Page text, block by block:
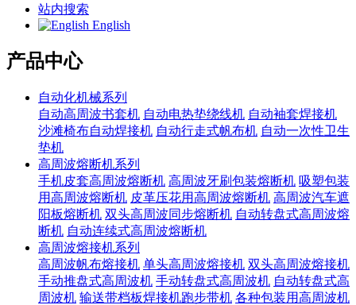
站内搜索
English
产品中心
自动化机械系列
自动高周波书套机 自动电热垫绕线机 自动袖套焊接机
沙滩椅布自动焊接机 自动行走式帆布机 自动一次性卫生
垫机
高周波熔断机系列
手机皮套高周波熔断机 高周波牙刷包装熔断机 吸塑包装
用高周波熔断机 皮革压花用高周波熔断机 高周波汽车遮
阳板熔断机 双头高周波同步熔断机 自动转盘式高周波熔
断机 自动连续式高周波熔断机
高周波熔接机系列
高周波帆布熔接机 单头高周波熔接机 双头高周波熔接机
手动推盘式高周波机 手动转盘式高周波机 自动转盘式高
周波机 输送带档板焊接机跑步带机 各种包装用高周波机